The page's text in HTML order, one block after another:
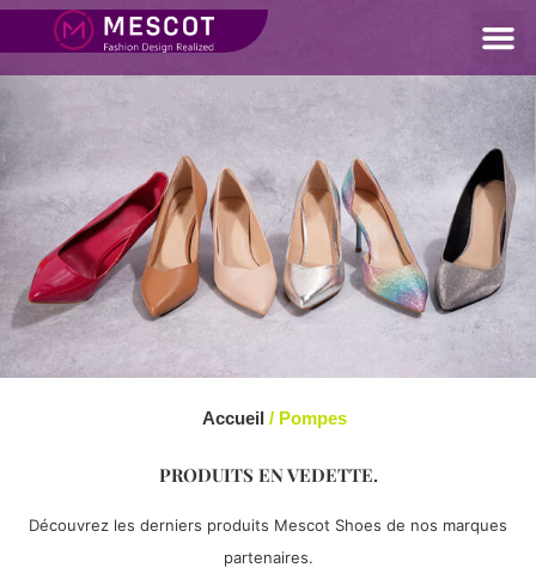
Accueil / Pompes
PRODUITS EN VEDETTE.
Découvrez les derniers produits Mescot Shoes de nos marques
partenaires.